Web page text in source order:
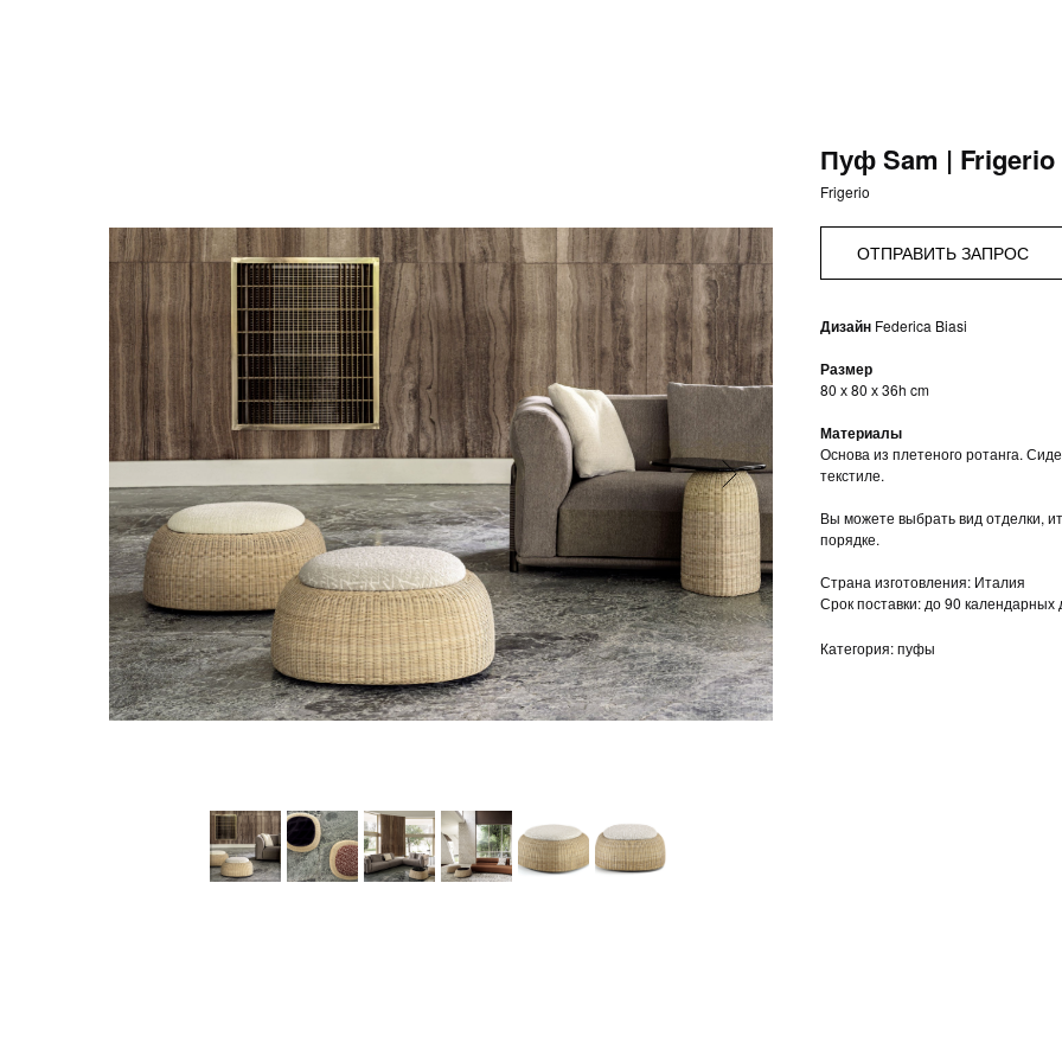
Пуф Sam | Frigerio
Frigerio
ОТПРАВИТЬ ЗАПРОС
Дизайн Federica Biasi
Размер
80 х 80 х 36h cm
Материалы
Основа из плетеного ротанга.
текстиле.
Вы можете выбрать вид отделки,
порядке.
Страна изготовления: Италия
Срок поставки: до 90 календарных
Категория: пуфы